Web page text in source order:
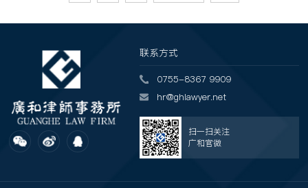
联系方式
0755-8367 9909
hr@ghlawyer.net
扫一扫关注
广和官微